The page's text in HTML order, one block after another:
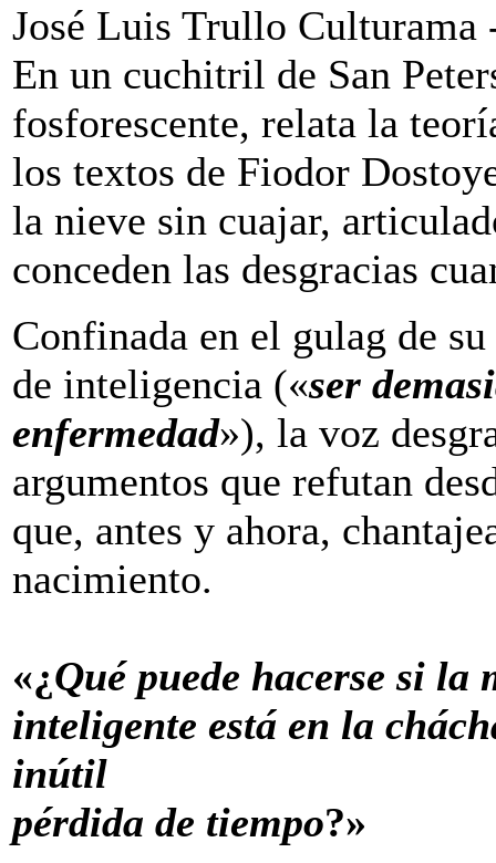
José Luis Trullo Culturama
En un cuchitril de San
fosforescen­te, relata la
los textos de Fiodor
la nieve sin cuajar,
conceden las desgracias
Confinada en el gulag de
de inteligencia («ser
enfermedad»), la voz
argumentos que refutan
que, antes y ahora,
nacimiento.
«¿Qué puede hacerse si
inteligente está en la
inútil
pérdida de tiempo?»